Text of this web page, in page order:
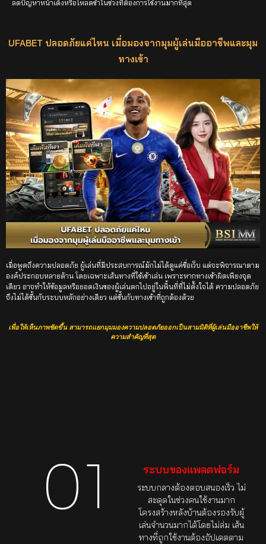
ลดปัญหาหน้าเด้งหรือโหลดช้าในช่วงที่ต้องการใช้งานมากที่สุด
UFABET ปลอดภัยแค่ไหน เมื่อมองจากมุมผู้เล่นมืออาชีพและมุม
ทางเข้า
เมื่อพูดถึงความปลอดภัย ผู้เล่นที่มีประสบการณ์มักไม่ได้ดูแค่ชื่อเว็บ แต่จะพิจารณาตาม
องค์ประกอบหลายด้าน โดยเฉพาะเส้นทางที่ใช้เข้าเล่น เพราะหากทางเข้าผิดเพียงจุด
เดียว อาจทำให้ข้อมูลหรือยอดเงินของผู้เล่นตกไปอยู่ในพื้นที่ที่ไม่ตั้งใจได้ ความปลอดภัย
จึงไม่ได้ขึ้นกับระบบหลักอย่างเดียว แต่ขึ้นกับทางเข้าที่ถูกต้องด้วย
เพื่อให้เห็นภาพชัดขึ้น สามารถแยกมุมมองความปลอดภัยออกเป็นสามมิติที่ผู้เล่นมืออาชีพให้
ความสำคัญที่สุด
01 ระบบของแพลตฟอร์ม
ระบบกลางต้องตอบสนองเร็ว ไม่
สะดุดในช่วงคนใช้งานมาก
โครงสร้างหลังบ้านต้องรองรับผู้
เล่นจำนวนมากได้โดยไม่ล่ม เส้น
ทางที่ถูกใช้งานต้องอัปเดตตาม